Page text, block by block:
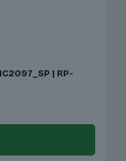
| RP-